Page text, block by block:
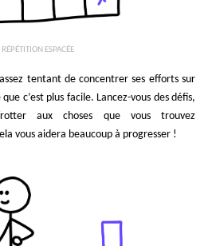
RÉPÉTITION ESPACÉE
tentant de concentrer ses efforts sur
c’est plus facile. Lancez-vous des défis,
aux choses que vous trouvez
vous aidera beaucoup à progresser !